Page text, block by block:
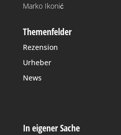
Marko Ikonić
Themenfelder
Rezension
Urheber
News
In eigener Sache